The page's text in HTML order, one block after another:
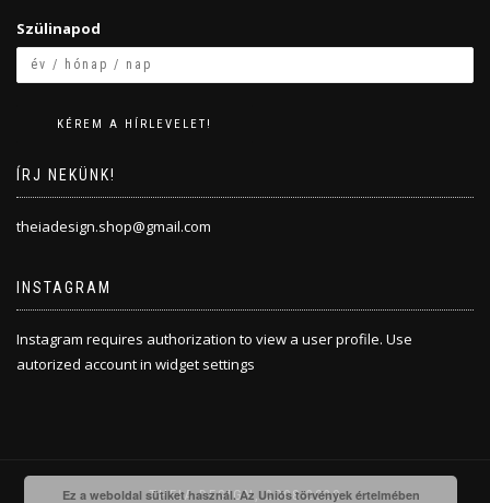
Szülinapod
ÍRJ NEKÜNK!
theiadesign.shop@gmail.com
INSTAGRAM
Instagram requires authorization to view a user profile. Use
autorized account in widget settings
THEIA DESIGN, 2008-2020
Ez a weboldal sütiket használ. Az Uniós törvények értelmében